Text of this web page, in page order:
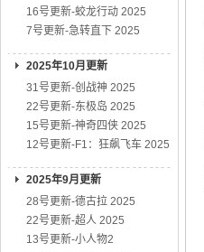
16号更新-蛟龙行动 2025
7号更新-急转直下 2025
2025年10月更新
31号更新-创战神 2025
22号更新-东极岛 2025
15号更新-神奇四侠 2025
12号更新-F1：狂飙飞车 2025
2025年9月更新
28号更新-德古拉 2025
22号更新-超人 2025
13号更新-小人物2